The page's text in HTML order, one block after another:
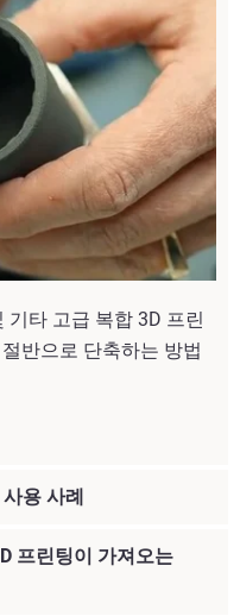
기타 고급 복합 3D 프린
반으로 단축하는 방법
용 사례
프린팅이 가져오는